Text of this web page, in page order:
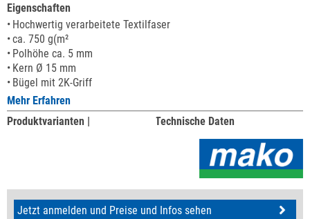
Eigenschaften
Hochwertig verarbeitete Textilfaser
ca. 750 g(m²
Polhöhe ca. 5 mm
Kern Ø 15 mm
Bügel mit 2K-Griff
Mehr Erfahren
Produktvarianten |
Technische Daten
Jetzt anmelden und Preise und Infos sehen